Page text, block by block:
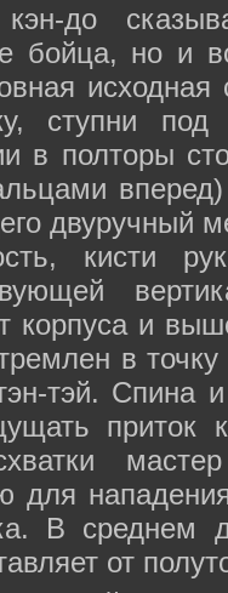
до
бойца, но и
исходная
ступни
в полторы
двуручный
кисти
корпуса и
в
тэй. Спина
приток
для
В среднем
от